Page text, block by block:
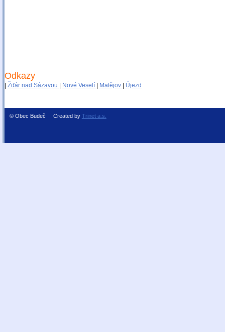
Odkazy
Žďár nad Sázavou Nové Veselí Matějov Újezd
© Obec Budeč Created by Trinet a.s.